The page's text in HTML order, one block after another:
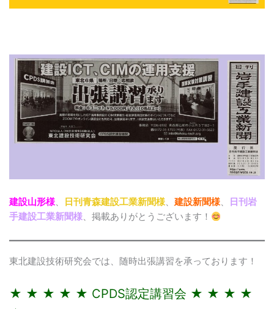
建設山形様、 日刊青森建設工業新聞様、 建設新聞様、
日刊岩
手建設工業新聞様、掲載ありがとうございます！
東北建設技術研究会では、随時出張講習を承っております！
★ ★ ★ ★ ★ CPDS認定講習会 ★ ★ ★ ★